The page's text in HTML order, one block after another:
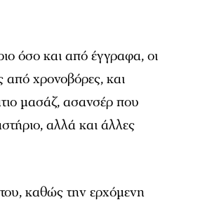
όσο και από έγγραφα, οι
από χρονοβόρες, και
μασάζ, ασανσέρ που
αλλά και άλλες
καθώς την ερχόμενη